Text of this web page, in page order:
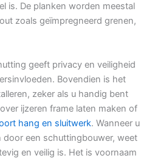
is. De planken worden meestal
zoals geïmpregneerd grenen,
geeft privacy en veiligheid
Bovendien is het
zeker als u handig bent
ijzeren frame laten maken of
hang en sluitwerk. Wanneer u
een schuttingbouwer, weet
en veilig is. Het is voornaam